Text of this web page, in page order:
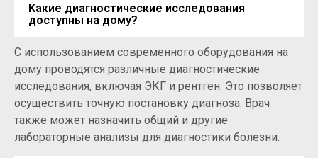
Какие диагностические исследования
доступны на дому?
С использованием современного оборудования на
дому проводятся различные диагностические
исследования, включая ЭКГ и рентген. Это позволяет
осуществить точную постановку диагноза. Врач
также может назначить общий и другие
лабораторные анализы для диагностики болезни.